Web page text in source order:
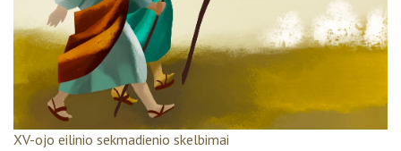
XV-ojo eilinio sekmadienio skelbimai